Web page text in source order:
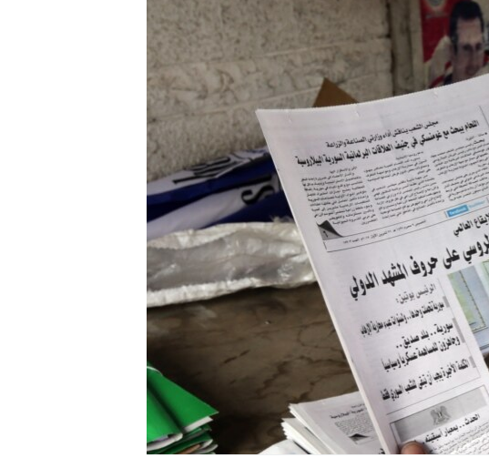
КРЫМ.НЕПОКОРЕННЫЙ
УКРАИНСКАЯ ПРОБЛЕМА КРЫМА